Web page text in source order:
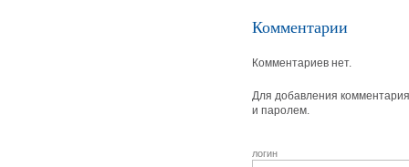
Комментарии
Комментариев нет.
Для добавления
и паролем.
логин